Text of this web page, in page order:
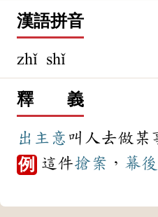
漢語拼音
zhǐ shǐ
釋 義
出主意 叫人去做某
例 這件搶案 ， 幕後